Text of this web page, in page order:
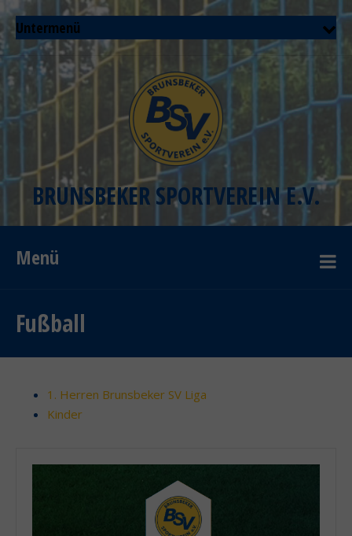
Untermenü
BRUNSBEKER SPORTVEREIN E.V.
Menü
Fußball
1. Herren Brunsbeker SV Liga
Kinder